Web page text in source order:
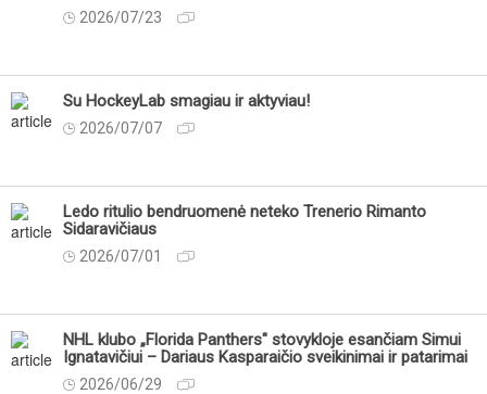
2026/07/23
Su HockeyLab smagiau ir aktyviau!
2026/07/07
Ledo ritulio bendruomenė neteko Trenerio Rimanto
Sidaravičiaus
2026/07/01
NHL klubo „Florida Panthers" stovykloje esančiam Simui
Ignatavičiui – Dariaus Kasparaičio sveikinimai ir patarimai
2026/06/29